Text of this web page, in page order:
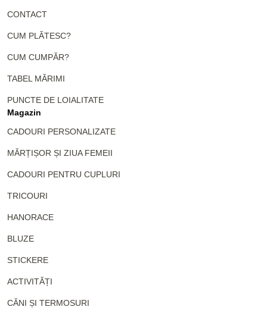
CONTACT
CUM PLĂTESC?
CUM CUMPĂR?
TABEL MĂRIMI
PUNCTE DE LOIALITATE
Magazin
CADOURI PERSONALIZATE
MĂRȚIȘOR ȘI ZIUA FEMEII
CADOURI PENTRU CUPLURI
TRICOURI
HANORACE
BLUZE
STICKERE
ACTIVITĂȚI
CĂNI ȘI TERMOSURI